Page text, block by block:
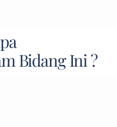
Bidang Ini ?